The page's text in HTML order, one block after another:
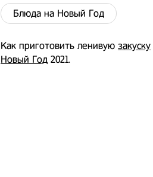
Блюда на Новый Год
Как приготовить ленивую закуску
Новый Год 2021.